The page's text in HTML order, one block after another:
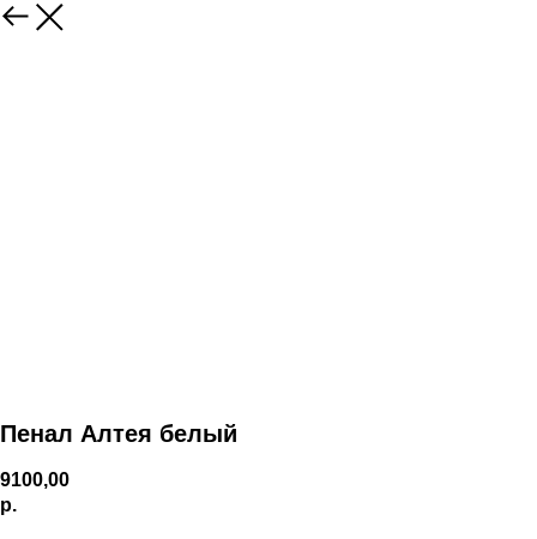
Пенал Алтея белый
9100,00
р.